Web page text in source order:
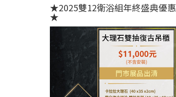
★2025雙12衛浴組年終盛典優惠
★